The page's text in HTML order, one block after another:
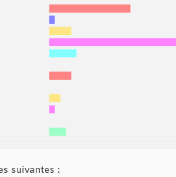
suivantes :